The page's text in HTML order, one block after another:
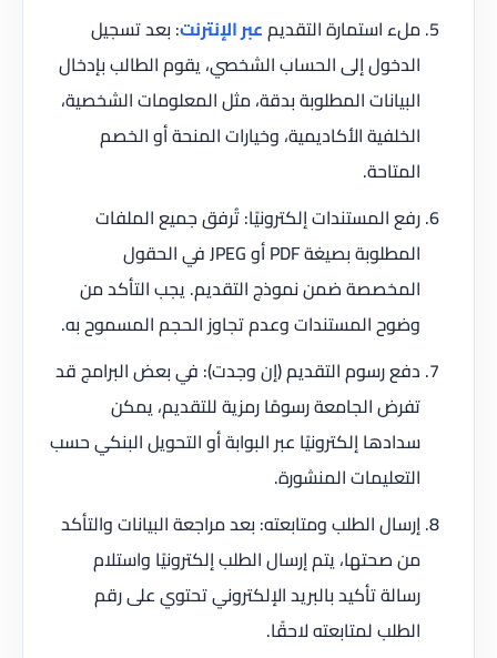
ملء استمارة التقديمعبر الإنترنت: بعد تسجيل
الدخول إلى الحساب الشخصي، يقوم الطالب بإدخال
البيانات المطلوبة بدقة، مثل المعلومات الشخصية،
الخلفية الأكاديمية، وخيارات المنحة أو الخصم
المتاحة.
رفع المستندات إلكترونيًا: تُرفق جميع الملفات
المطلوبة بصيغة PDF أو JPEG في الحقول
المخصصة ضمن نموذج التقديم. يجب التأكد من
وضوح المستندات وعدم تجاوز الحجم المسموح به.
دفع رسوم التقديم (إن وجدت): في بعض البرامج قد
تفرض الجامعة رسومًا رمزية للتقديم، يمكن
سدادها إلكترونيًا عبر البوابة أو التحويل البنكي حسب
التعليمات المنشورة.
إرسال الطلب ومتابعته: بعد مراجعة البيانات والتأكد
من صحتها، يتم إرسال الطلب إلكترونيًا واستلام
رسالة تأكيد بالبريد الإلكتروني تحتوي على رقم
الطلب لمتابعته لاحقًا.